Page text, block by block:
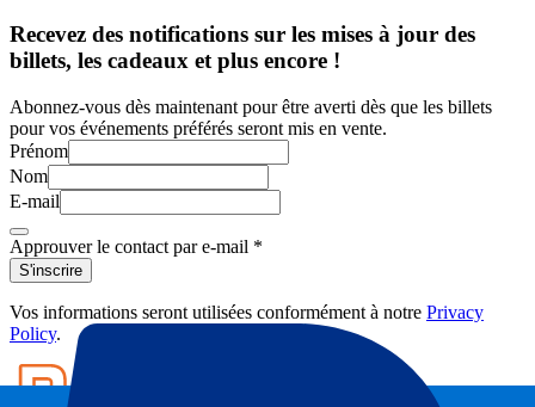
Recevez des notifications sur les mises à jour des
billets, les cadeaux et plus encore !
Abonnez-vous dès maintenant pour être averti dès que les billets
pour vos événements préférés seront mis en vente.
Prénom
Nom
E-mail
Approuver le contact par e-mail *
S'inscrire
Vos informations seront utilisées conformément à notre Privacy
Policy.